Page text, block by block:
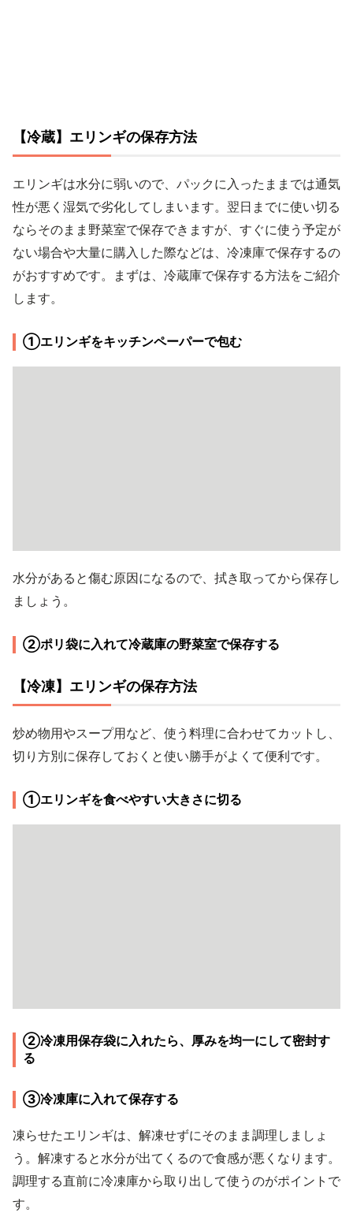
【冷蔵】エリンギの保存方法
エリンギは水分に弱いので、パックに入ったままでは通気
性が悪く湿気で劣化してしまいます。翌日までに使い切る
ならそのまま野菜室で保存できますが、すぐに使う予定が
ない場合や大量に購入した際などは、冷凍庫で保存するの
がおすすめです。まずは、冷蔵庫で保存する方法をご紹介
します。
①エリンギをキッチンペーパーで包む
水分があると傷む原因になるので、拭き取ってから保存し
ましょう。
②ポリ袋に入れて冷蔵庫の野菜室で保存する
【冷凍】エリンギの保存方法
炒め物用やスープ用など、使う料理に合わせてカットし、
切り方別に保存しておくと使い勝手がよくて便利です。
①エリンギを食べやすい大きさに切る
②冷凍用保存袋に入れたら、厚みを均一にして密封す
る
③冷凍庫に入れて保存する
凍らせたエリンギは、解凍せずにそのまま調理しましょ
う。解凍すると水分が出てくるので食感が悪くなります。
調理する直前に冷凍庫から取り出して使うのがポイントで
す。